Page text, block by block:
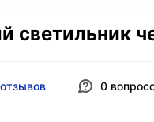
светильник
0